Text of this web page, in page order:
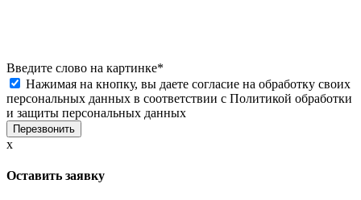
Введите слово на картинке*
Нажимая на кнопку, вы даете согласие на обработку своих
персональных данных в соответствии с Политикой обработки
и защиты персональных данных
x
Оставить заявку